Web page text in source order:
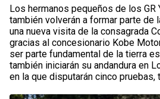
Los hermanos pequeños de los GR
también volverán a formar parte de
una nueva visita de la consagrada
gracias al concesionario Kobe
ser parte fundamental de la tierra
también iniciarán su andandura en
en la que disputarán cinco pruebas,